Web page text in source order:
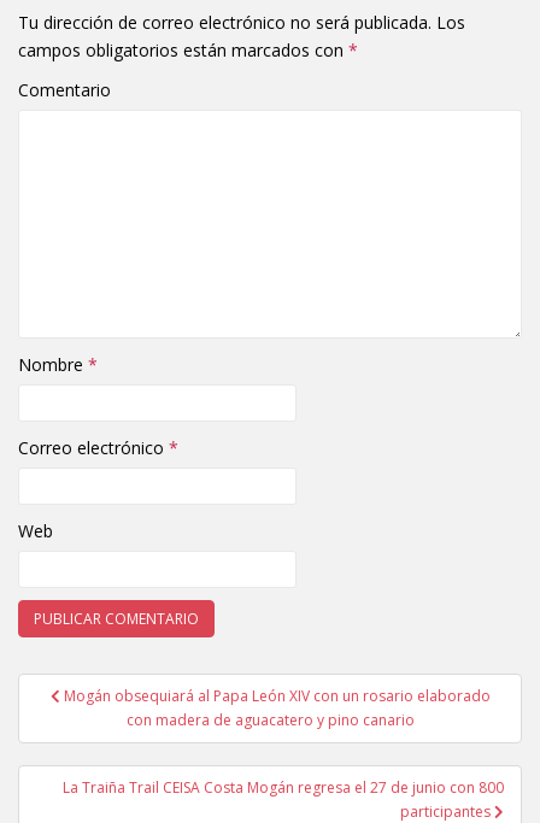
Tu dirección de correo electrónico no será publicada. Los
campos obligatorios están marcados con *
Comentario
Nombre *
Correo electrónico *
Web
Navegación de entradas
Mogán obsequiará al Papa León XIV con un rosario elaborado
con madera de aguacatero y pino canario
La Traiña Trail CEISA Costa Mogán regresa el 27 de junio con 800
participantes